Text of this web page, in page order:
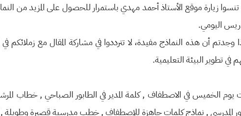
زيارة موقع الأستاذ أحمد مهدي باستمرار للحصول على المزيد من النماذج
اليومي.
وجدتم أن هذه النماذج مفيدة، لا تترددوا في مشاركة المقال مع زملائكم
في تطوير البيئة التعليمية.
يوم الخميس في الاصطفاف , كلمة المدير في الطابور الصباحي , خطاب
المدرسي , نماذج كلمات جاهزة للإصطفاف , خطب مدرسية قصيرة وطويلة ,